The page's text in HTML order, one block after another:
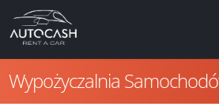
Wypożyczalnia